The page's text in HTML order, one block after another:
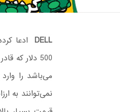
DELL